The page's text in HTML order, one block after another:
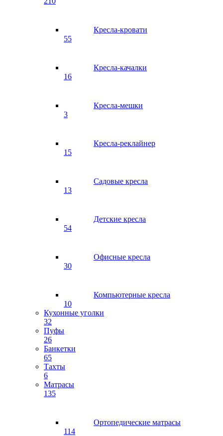
Кресла-кровати
55
Кресла-качалки
16
Кресла-мешки
3
Кресла-реклайнер
15
Садовые кресла
13
Детские кресла
54
Офисные кресла
30
Компьютерные кресла
10
Кухонные уголки
32
Пуфы
26
Банкетки
65
Тахты
6
Матрасы
135
Ортопедические матрасы
114